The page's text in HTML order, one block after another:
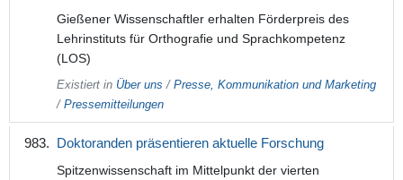
Gießener Wissenschaftler erhalten Förderpreis des
Lehrinstituts für Orthografie und Sprachkompetenz
(LOS)
Existiert in Über uns / Presse, Kommunikation und Marketing
/ Pressemitteilungen
Doktoranden präsentieren aktuelle Forschung
Spitzenwissenschaft im Mittelpunkt der vierten